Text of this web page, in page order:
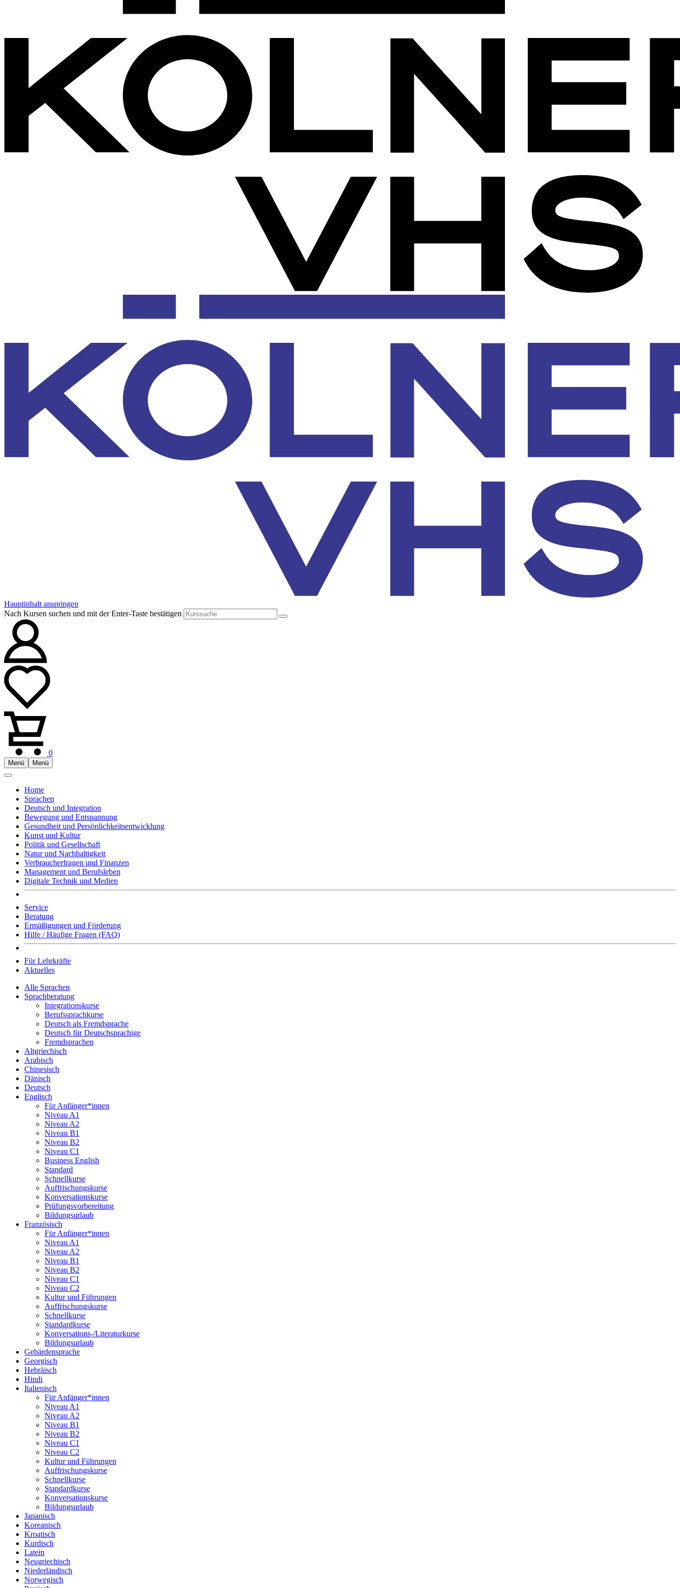
Hauptinhalt anspringen
Nach Kursen suchen und mit der Enter-Taste bestätigen
0
Menü Menü
Home
Sprachen
Deutsch und Integration
Bewegung und Entspannung
Gesundheit und Persönlichkeitsentwicklung
Kunst und Kultur
Politik und Gesellschaft
Natur und Nachhaltigkeit
Verbraucherfragen und Finanzen
Management und Berufsleben
Digitale Technik und Medien
Service
Beratung
Ermäßigungen und Förderung
Hilfe / Häufige Fragen (FAQ)
Für Lehrkräfte
Aktuelles
Alle Sprachen
Sprachberatung
Integrationskurse
Berufssprachkurse
Deutsch als Fremdsprache
Deutsch für Deutschsprachige
Fremdsprachen
Altgriechisch
Arabisch
Chinesisch
Dänisch
Deutsch
Englisch
Für Anfänger*innen
Niveau A1
Niveau A2
Niveau B1
Niveau B2
Niveau C1
Business English
Standard
Schnellkurse
Auffrischungskurse
Konversationskurse
Prüfungsvorbereitung
Bildungsurlaub
Französisch
Für Anfänger*innen
Niveau A1
Niveau A2
Niveau B1
Niveau B2
Niveau C1
Niveau C2
Kultur und Führungen
Auffrischungskurse
Schnellkurse
Standardkurse
Konversations-/Literaturkurse
Bildungsurlaub
Gebärdensprache
Georgisch
Hebräisch
Hindi
Italienisch
Für Anfänger*innen
Niveau A1
Niveau A2
Niveau B1
Niveau B2
Niveau C1
Niveau C2
Kultur und Führungen
Auffrischungskurse
Schnellkurse
Standardkurse
Konversationskurse
Bildungsurlaub
Japanisch
Koreanisch
Kroatisch
Kurdisch
Latein
Neugriechisch
Niederländisch
Norwegisch